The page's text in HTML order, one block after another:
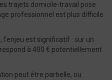
trajets domicile-travail pose
professionnel est plus difficile
l’enjeu est significatif : sur un
à 400 € potentiellement
peut être partielle, ou